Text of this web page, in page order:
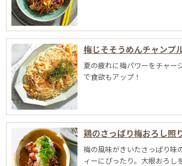
梅じそそうめんチャンプ
夏の疲れに梅パワーをチャー
で食欲もアップ！
鶏のさっぱり梅おろし照
梅の風味がきいたさっぱり味
ィーにぴったり。大根おろし